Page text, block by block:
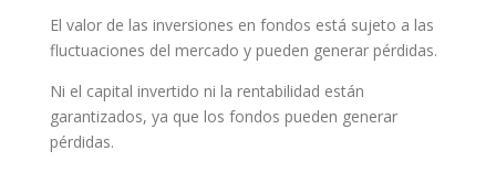
El valor de las inversiones en fondos está sujeto a las
fluctuaciones del mercado y pueden generar pérdidas.
Ni el capital invertido ni la rentabilidad están
garantizados, ya que los fondos pueden generar
pérdidas.